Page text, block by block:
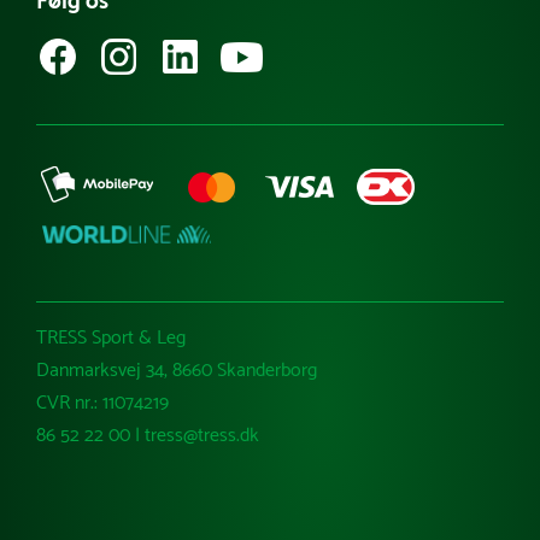
TRESS Sport & Leg
Danmarksvej 34, 8660 Skanderborg
CVR nr.: 11074219
86 52 22 00 | tress@tress.dk